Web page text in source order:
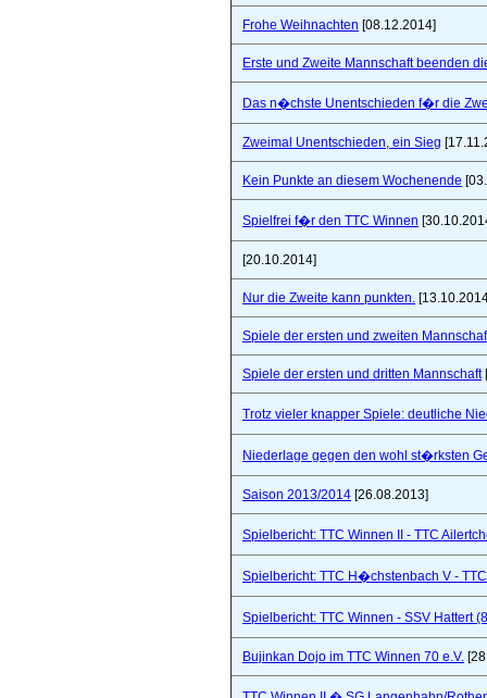
Frohe Weihnachten [08.12.2014]
Erste und Zweite Mannschaft beenden
Das n�chste Unentschieden f�r die
Zweimal Unentschieden, ein Sieg
Kein Punkte an diesem Wochenende
Spielfrei f�r den TTC Winnen
[20.10.2014]
Nur die Zweite kann punkten.
Spiele der ersten und zweiten
Spiele der ersten und dritten Mannschaft
Trotz vieler knapper Spiele: deutliche
Niederlage gegen den wohl st�rksten
Saison 2013/2014 [26.08.2013]
Spielbericht: TTC Winnen II - TTC
Spielbericht: TTC H�chstenbach V -
Spielbericht: TTC Winnen - SSV Hattert
Bujinkan Dojo im TTC Winnen 70 e.V.